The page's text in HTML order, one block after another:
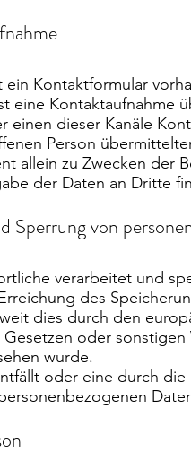
Kontaktformular
eine Kontaktaufnahme
einen dieser Kanäle
Person
allein zu Zwecken der
der Daten an Dritte
Sperrung von
verarbeitet und
des
dies durch den
oder
wurde.
oder eine durch